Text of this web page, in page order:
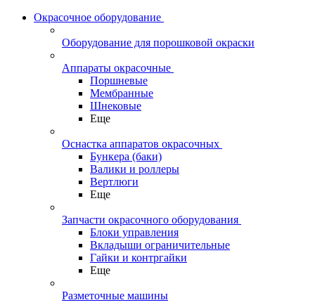
Окрасочное оборудование
Оборудование для порошковой окраски
Аппараты окрасочные
Поршневые
Мембранные
Шнековые
Еще
Оснастка аппаратов окрасочных
Бункера (баки)
Валики и роллеры
Вертлюги
Еще
Запчасти окрасочного оборудования
Блоки управления
Вкладыши ограничительные
Гайки и контргайки
Еще
Разметочные машины